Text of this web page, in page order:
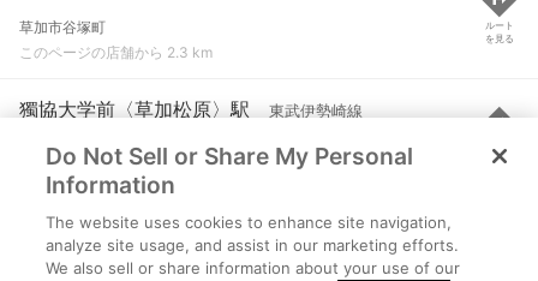
草加市谷塚町
このページの店舗から 2.3 km
ルート
を見る
獨協大学前〈草加松原〉駅 東武伊勢崎線
草加市松原１丁目
このページの店舗から 3.5 km
ルート
を見る
六町駅 つくばエクスプレス
足立区六町四丁目
Do Not Sell or Share My Personal
Information
The website uses cookies to enhance site navigation,
analyze site usage, and assist in our marketing efforts.
We also sell or share information about your use of our